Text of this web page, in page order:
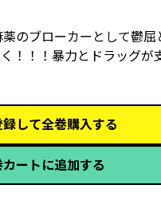
のブローカーとして鬱屈
！！！暴力とドラッグが
録して全巻購入する
ートに追加する